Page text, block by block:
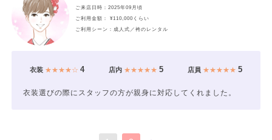
ご来店日時：2025年09月頃
ご利用金額： ¥110,000くらい
ご利用シーン：成人式／袴のレンタル
衣装★★★★☆ 4 店内★★★★★ 5 店員 ★★★★★5
衣装選びの際にスタッフの方が親身に対応してくれました。